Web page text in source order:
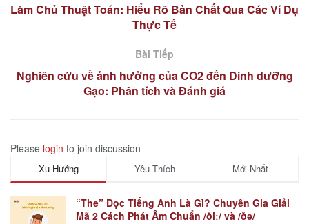
Làm Chủ Thuật Toán: Hiểu Rõ Bản Chất Qua Các Ví Dụ
Thực Tế
Bài Tiếp
Nghiên cứu về ảnh hưởng của CO2 đến Dinh dưỡng
Gạo: Phân tích và Đánh giá
Please login to join discussion
Xu Hướng Yêu Thích Mới Nhất
“The” Đọc Tiếng Anh Là Gì? Chuyên Gia Giải
Mã 2 Cách Phát Âm Chuẩn /ðiː/ và /ðə/